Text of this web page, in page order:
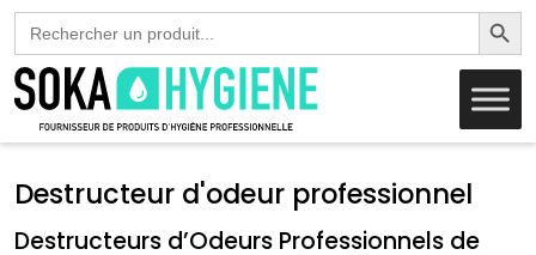
Search
for:
Search
Destructeur d'odeur professionnel
Destructeurs d’Odeurs Professionnels de